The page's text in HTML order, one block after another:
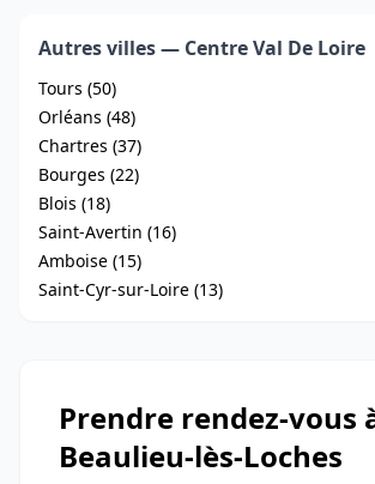
Autres villes — Centre Val De Loire
Tours (50)
Orléans (48)
Chartres (37)
Bourges (22)
Blois (18)
Saint-Avertin (16)
Amboise (15)
Saint-Cyr-sur-Loire (13)
Prendre rendez-vous
Beaulieu-lès-Loches